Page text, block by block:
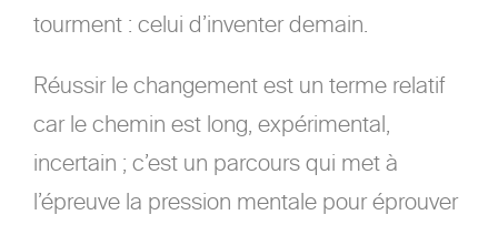
tourment : celui d’inventer demain.
Réussir le changement est un terme relatif
car le chemin est long, expérimental,
incertain ; c’est un parcours qui met à
l’épreuve la pression mentale pour éprouver